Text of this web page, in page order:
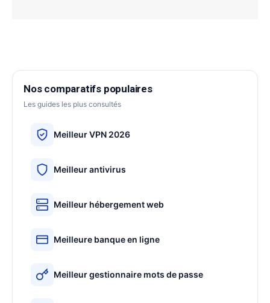
Nos comparatifs populaires
Les guides les plus consultés
Meilleur VPN 2026
Meilleur antivirus
Meilleur hébergement web
Meilleure banque en ligne
Meilleur gestionnaire mots de passe